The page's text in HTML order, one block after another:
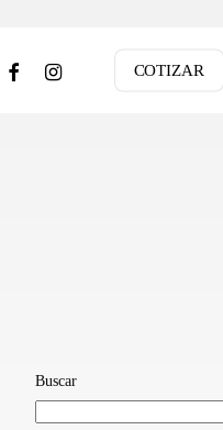
COTIZAR
facebookinstagram
Buscar